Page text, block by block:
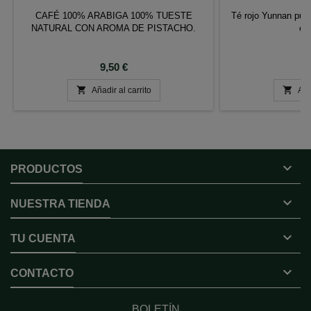
CAFÉ 100% ARABIGA 100% TUESTE
NATURAL CON AROMA DE PISTACHO.
Precio
9,50 €
 Añadir al carrito
Té rojo Yunnan

PRODUCTOS 
NUESTRA TIENDA 
TU CUENTA 
CONTACTO 